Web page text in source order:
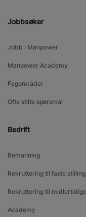
Jobbsøker
Jobb i Manpower
Manpower Academy
Fagområder
Ofte stilte spørsmål
Bedrift
Bemanning
Rekruttering til faste
Rekruttering til
Academy